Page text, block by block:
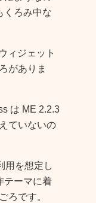
くろみ中な
ィジェット
がありま
は ME 2.2.3
ていないの
用を想定し
テーマに着
ろです。